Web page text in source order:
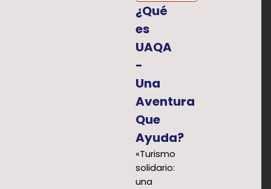
¿Qué
es
UAQA
-
Una
Aventura
Que
Ayuda?
«Turismo
solidario:
una